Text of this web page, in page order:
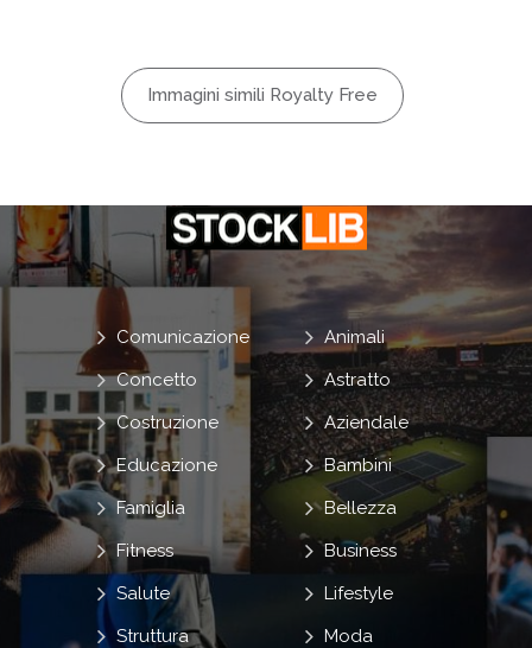
Immagini simili Royalty Free
Animali
Astratto
Aziendale
Bambini
Bellezza
Business
Comunicazione
Concetto
Costruzione
Educazione
Famiglia
Fitness
Lifestyle
Moda
Salute
Struttura